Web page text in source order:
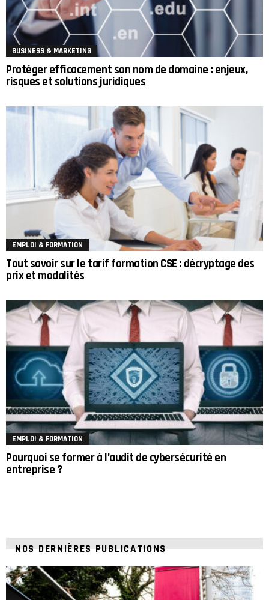
BUSINESS & MARKETING
Protéger efficacement son nom de domaine : enjeux,
risques et solutions juridiques
EMPLOI & FORMATION
Tout savoir sur le tarif formation CSE : décryptage des
prix et modalités
EMPLOI & FORMATION
Pourquoi se former à l’audit de cybersécurité en
entreprise ?
NOS DERNIÈRES PUBLICATIONS